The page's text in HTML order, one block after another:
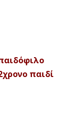
παιδί